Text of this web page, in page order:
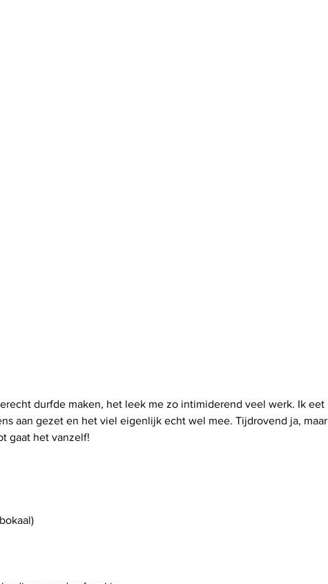
durfde maken, het leek me zo intimiderend veel werk. Ik eet
aan gezet en het viel eigenlijk echt wel mee. Tijdrovend ja, maar
gaat het vanzelf!